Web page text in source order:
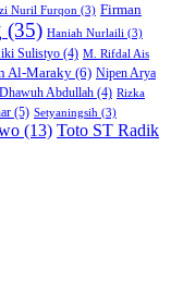
Nuril Furqon (3) Firman
(35) Haniah Nurlaili (3)
Sulistyo (4) M. Rifdal Ais
Al-Maraky (6) Nipen Arya
Abdullah (4) Rizka
(5) Setyaningsih (3)
(13) Toto ST Radik